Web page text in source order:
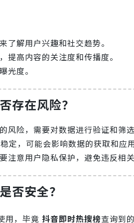
了解用户兴趣和社交趋势。
提高内容的关注度和传播度。
光度。
存在风险？
风险，需要对数据进行验证和筛选
定，可能会影响数据的获取和应
注意用户隐私保护，避免违反相关
否安全？
用，毕竟 抖音即时热搜榜查询到